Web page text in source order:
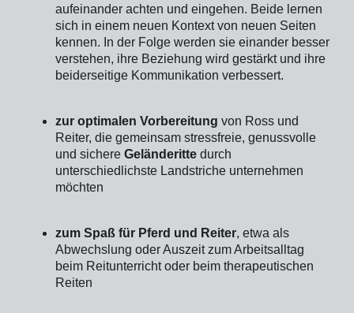
aufeinander achten und eingehen. Beide lernen
sich in einem neuen Kontext von neuen Seiten
kennen. In der Folge werden sie einander besser
verstehen, ihre Beziehung wird gestärkt und ihre
beiderseitige Kommunikation verbessert.
zur optimalen Vorbereitung von Ross und
Reiter, die gemeinsam stressfreie, genussvolle
und sichere Geländeritte durch
unterschiedlichste Landstriche unternehmen
möchten
zum Spaß für Pferd und Reiter, etwa als
Abwechslung oder Auszeit zum Arbeitsalltag
beim Reitunterricht oder beim therapeutischen
Reiten